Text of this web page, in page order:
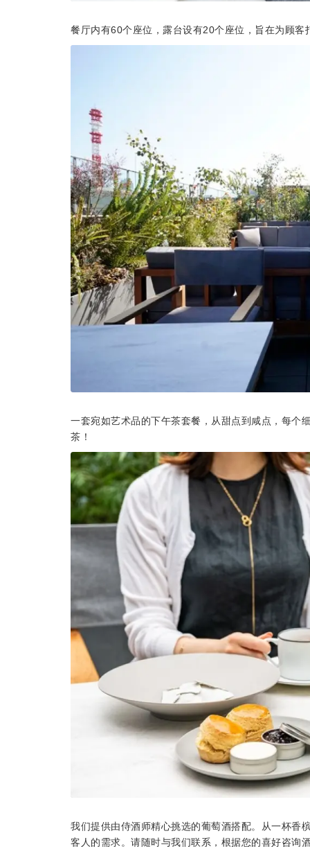
餐厅内有60个座位，露台设有20个座位，旨在为顾
一套宛如艺术品的下午茶套餐，从甜点到咸点，每个
茶！
我们提供由侍酒师精心挑选的葡萄酒搭配。从一杯香
客人的需求。请随时与我们联系，根据您的喜好咨询